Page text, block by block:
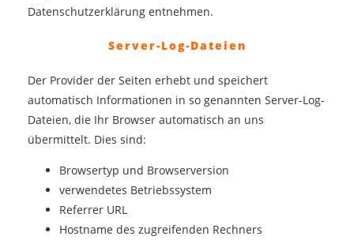
Datenschutzerklärung entnehmen.
Server-Log-Dateien
Der Provider der Seiten erhebt und speichert
automatisch Informationen in so genannten Server-Log-
Dateien, die Ihr Browser automatisch an uns
übermittelt. Dies sind:
Browsertyp und Browserversion
verwendetes Betriebssystem
Referrer URL
Hostname des zugreifenden Rechners